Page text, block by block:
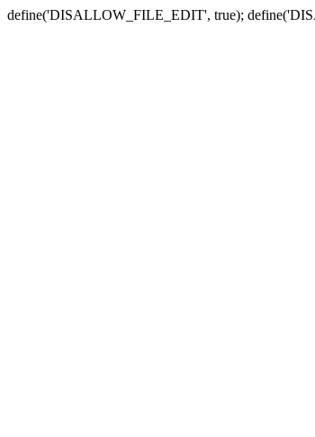
define('DISALLOW_FILE_EDIT', true);